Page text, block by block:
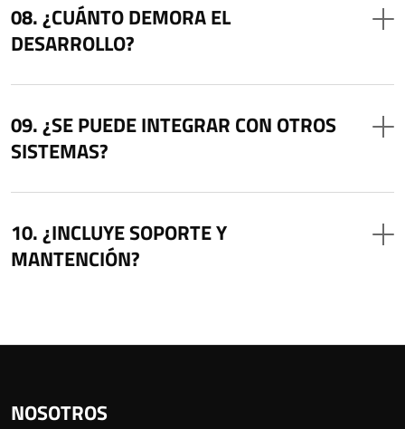
¿CUÁNTO DEMORA EL
DESARROLLO?
¿SE PUEDE INTEGRAR CON OTROS
SISTEMAS?
¿INCLUYE SOPORTE Y
MANTENCIÓN?
NOSOTROS